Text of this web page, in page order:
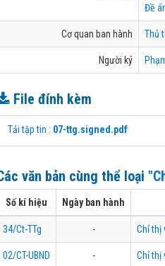
Đề
Cơ quan ban hành Thủ
Người ký
File đính kèm
Tải tập tin : 07-ttg.signed.pdf
văn bản cùng thể loại
Số kí hiệu Ngày ban hành
34/Ct-TTg - Chỉ thị
02/CT-UBND - Chỉ thị